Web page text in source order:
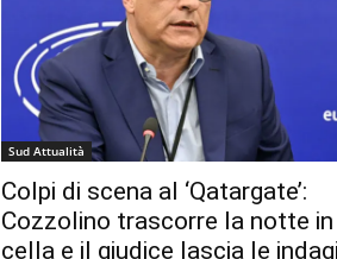
Sud Attualità
Colpi di scena al ‘Qatargate’:
Cozzolino trascorre la notte in
cella e il giudice lascia le